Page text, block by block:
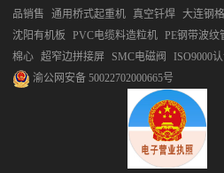
品销售
通用桥式起重机 真空钎焊 大连钢
沈阳有机板
PVC电缆料造粒机 PE钢带波纹
棉心 超窄边拼接屏 SMC电磁阀
ISO9000
渝公网安备 50022702000665号